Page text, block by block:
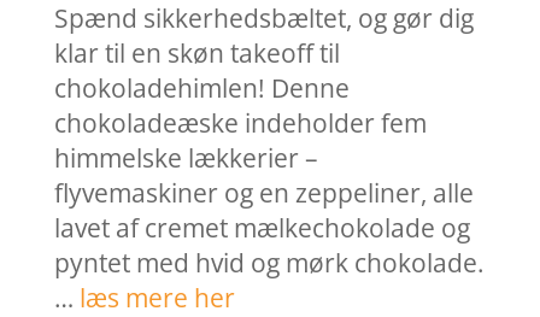
Spænd sikkerhedsbæltet, og gør dig
klar til en skøn takeoff til
chokoladehimlen! Denne
chokoladeæske indeholder fem
himmelske lækkerier –
flyvemaskiner og en zeppeliner, alle
lavet af cremet mælkechokolade og
pyntet med hvid og mørk chokolade.
… læs mere her